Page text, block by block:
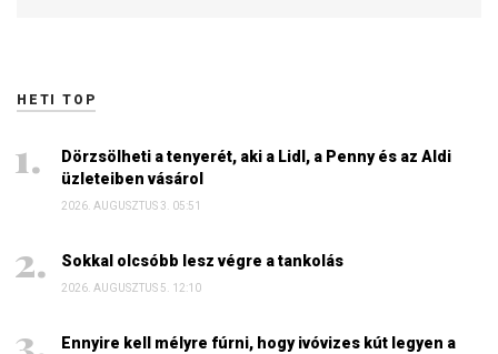
HETI TOP
Dörzsölheti a tenyerét, aki a Lidl, a Penny és az Aldi
üzleteiben vásárol
2026. AUGUSZTUS 3. 05:51
Sokkal olcsóbb lesz végre a tankolás
2026. AUGUSZTUS 5. 12:10
Ennyire kell mélyre fúrni, hogy ivóvizes kút legyen a